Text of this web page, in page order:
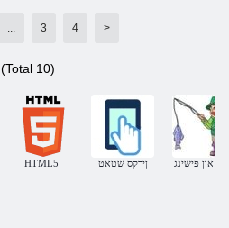
3 4 >
(Total 10)
HTML5 ןירקס שטאט און פישינג